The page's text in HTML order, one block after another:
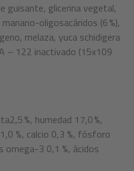
guisante, glicerina vegetal,
oligosacáridos (6 %),
melaza, yuca schidigera
– 122 inactivado (15x109
%, humedad 17,0 %,
%, calcio 0,3 %, fósforo
omega-3 0,1 %, ácidos